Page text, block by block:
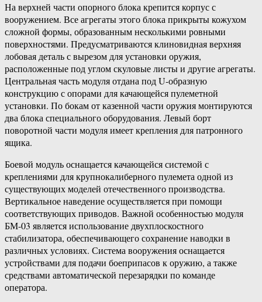
На верхней части опорного блока крепится корпус с
вооружением. Все агрегаты этого блока прикрыты кожухом
сложной формы, образованным несколькими ровными
поверхностями. Предусматриваются клиновидная верхняя
лобовая деталь с вырезом для установки оружия,
расположенные под углом скуловые листы и другие агрегаты.
Центральная часть модуля отдана под U-образную
конструкцию с опорами для качающейся пулеметной
установки. По бокам от казенной части оружия монтируются
два блока специального оборудования. Левый борт
поворотной части модуля имеет крепления для патронного
ящика.
Боевой модуль оснащается качающейся системой с
креплениями для крупнокалиберного пулемета одной из
существующих моделей отечественного производства.
Вертикальное наведение осуществляется при помощи
соответствующих приводов. Важной особенностью модуля
БМ-03 является использование двухплоскостного
стабилизатора, обеспечивающего сохранение наводки в
различных условиях. Система вооружения оснащается
устройствами для подачи боеприпасов к оружию, а также
средствами автоматической перезарядки по команде
оператора.